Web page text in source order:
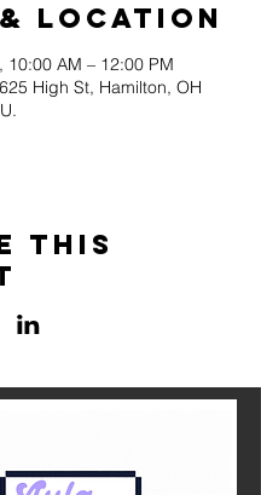
& Location
10:00 AM – 12:00 PM
High St, Hamilton, OH
this